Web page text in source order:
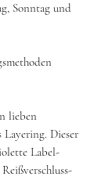
Sonntag und
lieben
Layering. Dieser
Label-